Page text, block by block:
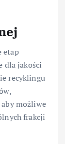
etap
dla jakości
recyklingu
aby możliwe
frakcji